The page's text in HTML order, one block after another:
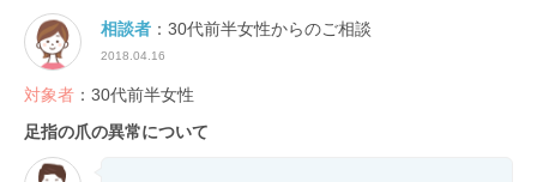
相談者 ：30代前半女性からのご相談
2018.04.16
対象者 ：30代前半女性
足指の爪の異常について